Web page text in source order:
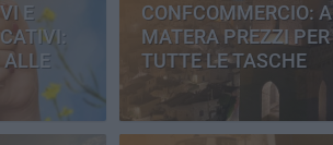
E
ALLE
CONFCOMMERCIO: A
MATERA PREZZI PER
TUTTE LE TASCHE